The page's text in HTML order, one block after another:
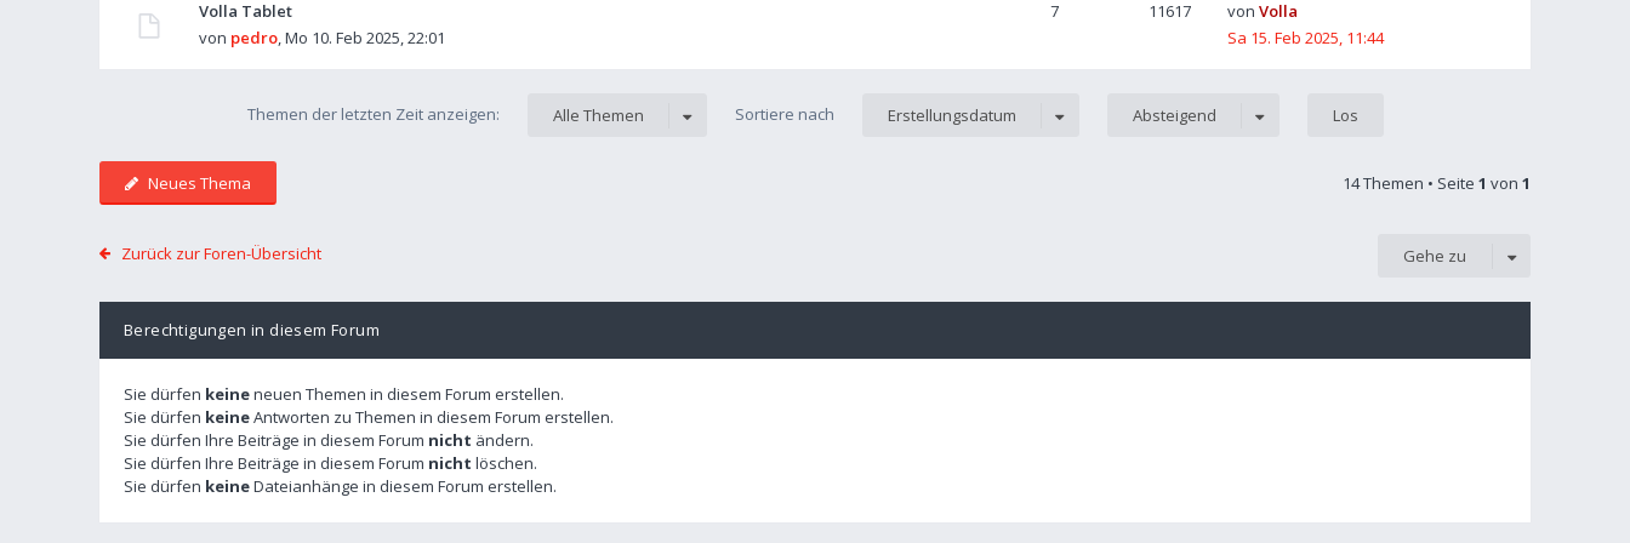
Volla Tablet
von pedro,Mo 10. Feb 2025, 22:01
7 11617 von Volla
Sa 15. Feb 2025, 11:44
Themen der letzten Zeit anzeigen: Alle Themen Sortiere nach Erstellungsdatum Absteigend
Neues Thema 14 Themen • Seite 1 von 1
Zurück zur Foren-Übersicht Gehe zu
Berechtigungen in diesem Forum
Sie dürfen keineneuen Themen in diesem Forum erstellen.
Sie dürfen keineAntworten zu Themen in diesem Forum erstellen.
Sie dürfen Ihre Beiträge in diesem Forum nicht ändern.
Sie dürfen Ihre Beiträge in diesem Forum nicht löschen.
Sie dürfen keineDateianhänge in diesem Forum erstellen.